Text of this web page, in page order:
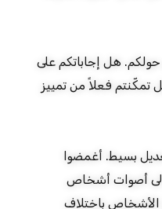
حولكم. هل إجاباتكم على
تمكّنتم فعلاً من تمييز
بسيط. أغمضوا
الى أصوات أشخاص
باختلاف